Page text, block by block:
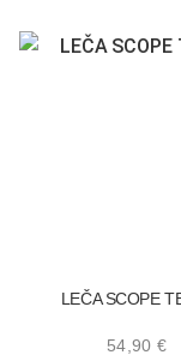
54,90 €
LEČA SCOPE